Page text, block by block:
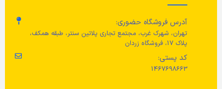
آدرس فروشگاه حضوری:
تهران، شهرک غرب، مجتمع تجاری پلاتین سنتر، طبقه همکف،
پلاک 17، فروشگاه زردان
کد پستی:
1467698663